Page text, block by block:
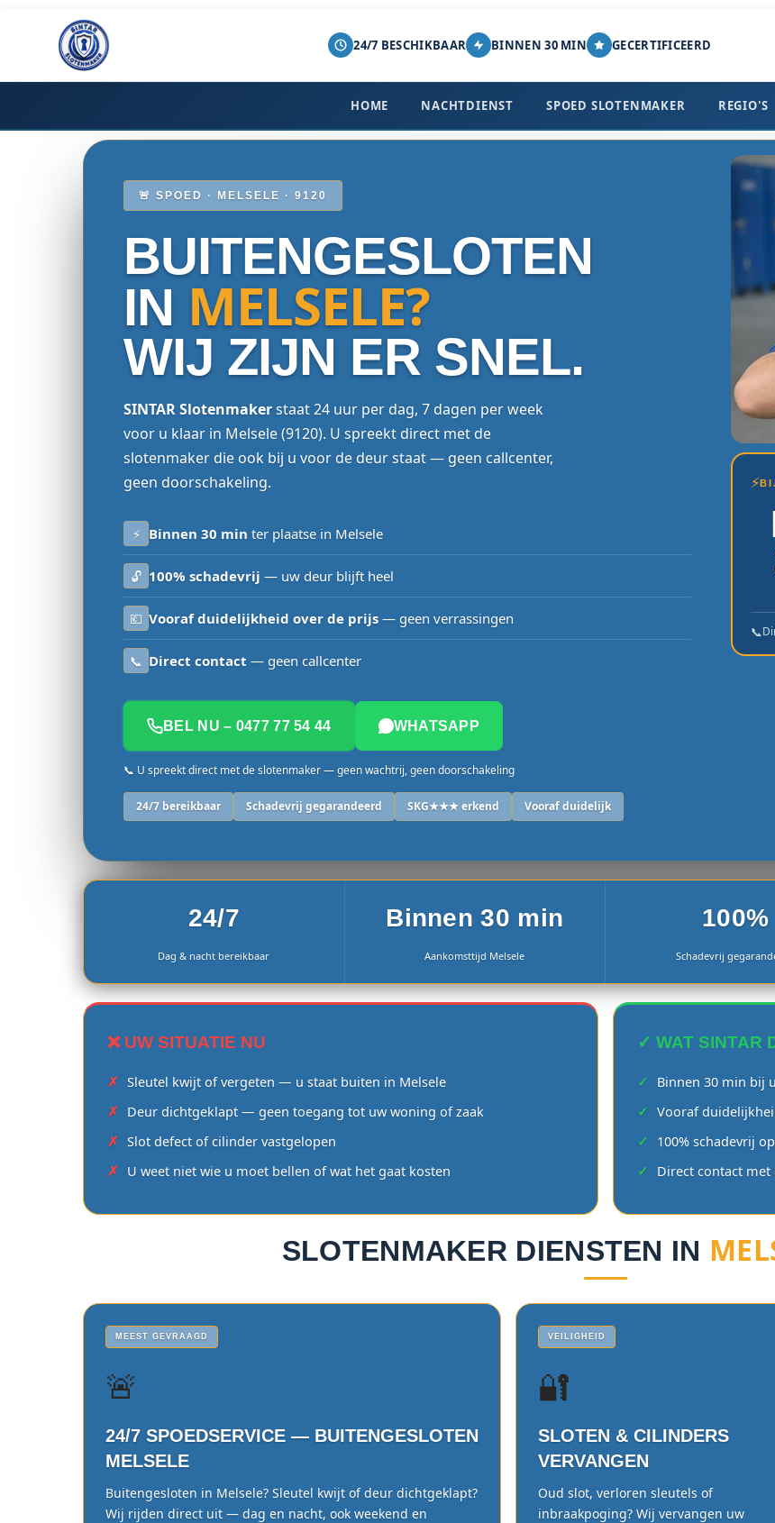
24/7 BESCHIKBAAR BINNEN 30 MIN GECERTIFICEERD
HOME NACHTDIENST SPOED SLOTENMAKER REGIO'S
🚨 SPOED · MELSELE · 9120
BUITENGESLOTEN
IN MELSELE?
WIJ ZIJN ER SNEL.
SINTAR Slotenmakerstaat 24 uur per dag, 7 dagen per week
voor u klaar in Melsele (9120). U spreekt direct met de
slotenmaker die ook bij u voor de deur staat — geen callcenter,
geen doorschakeling.
⚡ Binnen 30 min ter plaatse in Melsele
🔓 100% schadevrij — uw deur blijft heel
💶 Vooraf duidelijkheid over de prijs — geen verrassingen
📞 Direct contact — geen callcenter
BEL NU – 0477 77 54 44 WHATSAPP
📞 U spreekt direct met de slotenmaker — geen wachtrij, geen doorschakeling
24/7 bereikbaar Schadevrij gegarandeerd SKG★★★ erkend Vooraf duidelijk
⚡
📞
24/7
Dag & nacht bereikbaar
Binnen 30 min
Aankomsttijd Melsele
100%
Schadevrij
❌ UW SITUATIE NU
Sleutel kwijt of vergeten — u staat buiten in Melsele
Deur dichtgeklapt — geen toegang tot uw woning of zaak
Slot defect of cilinder vastgelopen
U weet niet wie u moet bellen of wat het gaat kosten
✓ WAT SINTAR
Binnen 30 min bij
Vooraf
100% schadevrij
Direct contact
SLOTENMAKER DIENSTEN IN
MEEST GEVRAAGD
🚨
24/7 SPOEDSERVICE — BUITENGESLOTEN
MELSELE
Buitengesloten in Melsele? Sleutel kwijt of deur dichtgeklapt?
Wij rijden direct uit — dag en nacht, ook weekend en
VEILIGHEID
🔐
SLOTEN & CILINDERS
VERVANGEN
Oud slot, verloren sleutels of
inbraakpoging? Wij vervangen uw